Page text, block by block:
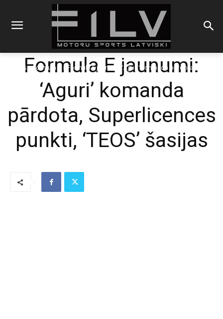
Sākums Formula E
Formula E jaunumi: 'Aguri' komanda pārdota,
Formula E jaunumi:
‘Aguri’ komanda
pārdota, Superlicences
punkti, ‘TEOS’ šasijas